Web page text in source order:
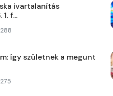
ivartalanítás
f...
288
így születnek a megunt
275